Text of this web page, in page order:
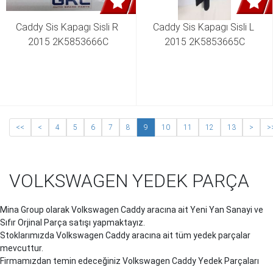
Caddy Sis Kapagı Sisli R
2015 2K5853666C
Caddy Sis Kapagı Sisli L
2015 2K5853665C
<< < 4 5 6 7 8 9 10 11 12 13 >
VOLKSWAGEN YEDEK PARÇA
Mina Group olarak Volkswagen Caddyaracına ait Yeni Yan Sanayi ve
Sıfır Orjinal Parça satışı yapmaktayız.
Stoklarımızda Volkswagen Caddyaracına ait tüm yedek parçalar
mevcuttur.
Firmamızdan temin edeceğiniz Volkswagen CaddyYedek Parçaları